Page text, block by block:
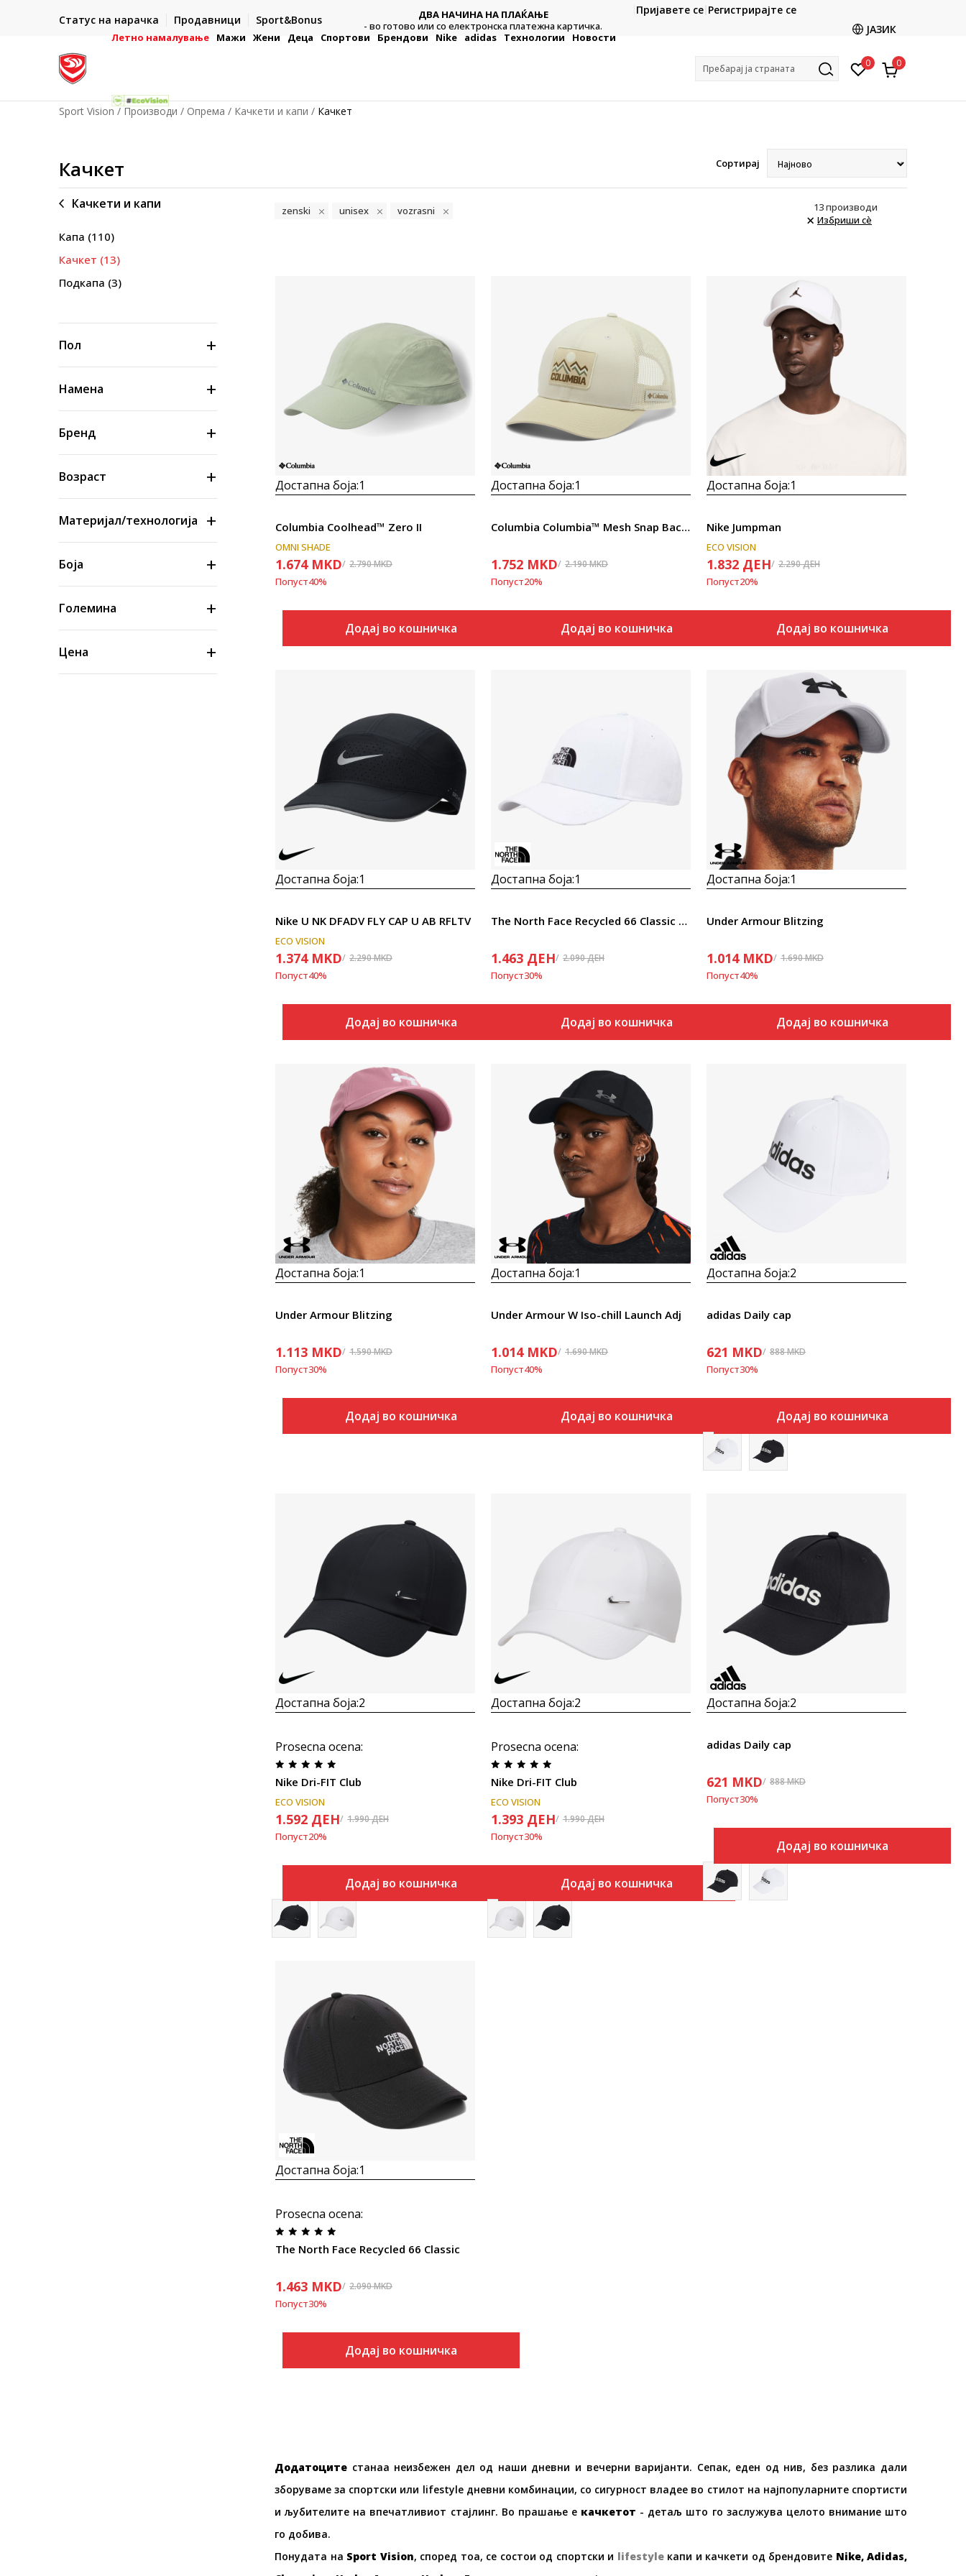
Статус на нарачка Продавници Sport&Bonus
- на сите нарачки во готово или со електронска платежна
ДВА НАЧИНА НА ПЛАЌАЊЕ
- во готово или со електронска платежна картичка.
CLICK & COLLECT
Платете со картичка online и подигнете во продавницата
Пријавете се Регистрирајте се
ЈАЗИК
Летно намалување Мажи Жени Деца Спортови Брендови Nike adidas Технологии Новости
Пребарај ја страната 0 0
Sport Vision Производи Опрема Качкети и капи Качкет
Качкет Сортирај
Качкети и капи
Капа (110)
Качкет (13)
Подкапа (3)
Пол
Намена
Бренд
Возраст
Материјал/технологија
Боја
Големина
Цена
zenski unisex vozrasni 13производи
Избриши сè
Uporedi
Достапна боја:1
Columbia Coolhead™ Zero II
OMNI SHADE
1.674 MKD 2.790MKD
Попуст40%
Додај во кошничка
Uporedi
Достапна боја:1
Columbia Columbia™ Mesh Snap Back - High
1.752 MKD 2.190MKD
Попуст20%
Додај во кошничка
Uporedi
Достапна боја:1
Nike Jumpman
ECO VISION
1.832 ДЕН 2.290ДЕН
Попуст20%
Додај во кошничка
Uporedi
Достапна боја:1
Nike U NK DFADV FLY CAP U AB RFLTV
ECO VISION
1.374 MKD 2.290MKD
Попуст40%
Додај во кошничка
Uporedi
Достапна боја:1
The North Face Recycled 66 Classic Hat
1.463 ДЕН 2.090ДЕН
Попуст30%
Додај во кошничка
Uporedi
Достапна боја:1
Under Armour Blitzing
1.014 MKD 1.690MKD
Попуст40%
Додај во кошничка
Uporedi
Достапна боја:1
Under Armour Blitzing
1.113 MKD 1.590MKD
Попуст30%
Додај во кошничка
Uporedi
Достапна боја:1
Under Armour W Iso-chill Launch Adj
1.014 MKD 1.690MKD
Попуст40%
Додај во кошничка
Uporedi
Достапна боја:2
adidas Daily cap
621 MKD 888MKD
Попуст30%
Додај во кошничка
Достапна боја:2
Prosecna ocena:
Nike Dri-FIT Club
ECO VISION
1.592 ДЕН 1.990ДЕН
Попуст20%
Додај во кошничка
Uporedi
Достапна боја:2
Prosecna ocena:
Nike Dri-FIT Club
ECO VISION
1.393 ДЕН 1.990ДЕН
Попуст30%
Додај во кошничка
Uporedi
Достапна боја:2
adidas Daily cap
621 MKD 888MKD
Попуст30%
Додај во кошничка
Uporedi
Достапна боја:1
Prosecna ocena:
The North Face Recycled 66 Classic
1.463 MKD 2.090MKD
Попуст30%
Додај во кошничка
Додатоците станаа неизбежен дел од наши дневни и вечерни варијанти. Сепак, еден од нив, без разлика дали
зборуваме за спортски или lifestyle дневни комбинации, со сигурност владее во стилот на најпопуларните спортисти
и љубителите на впечатливиот стајлинг. Во прашање е качкетот - детаљ што го заслужува целото внимание што
го добива.
Понудата на Sport Vision, според тоа, се состои од спортски и lifestyleкапи и качкети од брендовите Nike, Adidas,